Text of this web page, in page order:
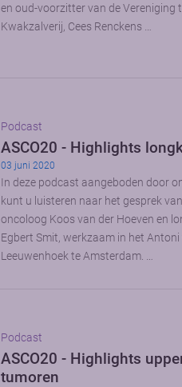
en oud-voorzitter van de Vereniging
Kwakzalverij, Cees Renckens …
Podcast
ASCO20 - Highlights
03 juni 2020
In deze podcast aangeboden door
kunt u luisteren naar het gesprek
oncoloog Koos van der Hoeven en
Egbert Smit, werkzaam in het Antoni
Leeuwenhoek te Amsterdam. …
Podcast
ASCO20 - Highlights
tumoren